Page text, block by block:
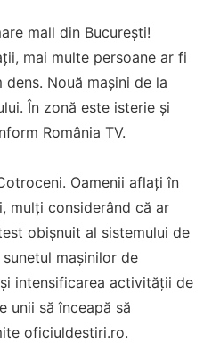
mall din București!
mai multe persoane ar fi
Nouă mașini de la
În zonă este isterie și
România TV.
Oamenii aflați în
mulți considerând că ar
obișnuit al sistemului de
mașinilor de
intensificarea activității de
unii să înceapă să
oficiuldestiri.ro.